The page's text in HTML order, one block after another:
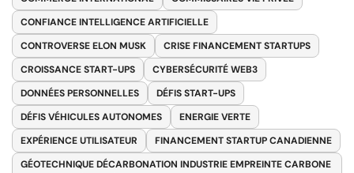
CONFIANCE INTELLIGENCE ARTIFICIELLE
CONTROVERSE ELON MUSK
CRISE FINANCEMENT STARTUPS
CROISSANCE START-UPS
CYBERSÉCURITÉ WEB3
DONNÉES PERSONNELLES
DÉFIS START-UPS
DÉFIS VÉHICULES AUTONOMES
ENERGIE VERTE
EXPÉRIENCE UTILISATEUR
FINANCEMENT STARTUP CANADIENNE
GÉOTECHNIQUE DÉCARBONATION INDUSTRIE EMPREINTE CARBONE